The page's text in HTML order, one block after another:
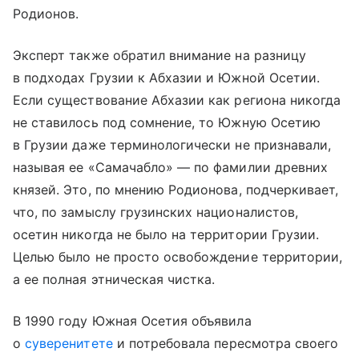
Родионов.
Эксперт также обратил внимание на разницу
в подходах Грузии к Абхазии и Южной Осетии.
Если существование Абхазии как региона никогда
не ставилось под сомнение, то Южную Осетию
в Грузии даже терминологически не признавали,
называя ее «Самачабло» — по фамилии древних
князей. Это, по мнению Родионова, подчеркивает,
что, по замыслу грузинских националистов,
осетин никогда не было на территории Грузии.
Целью было не просто освобождение территории,
а ее полная этническая чистка.
В 1990 году Южная Осетия объявила
осуверенитетеи потребовала пересмотра своего